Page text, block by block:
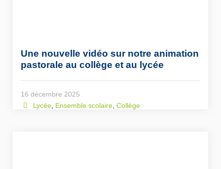
Une nouvelle vidéo sur notre animation
pastorale au collège et au lycée
16 décembre 2025
Lycée Ensemble scolaire Collège